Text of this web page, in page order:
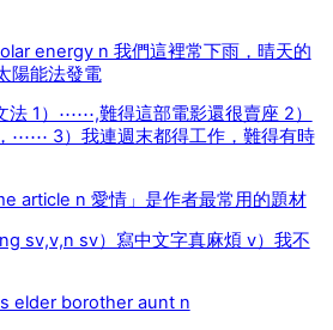
energy n 我們這裡常下雨，晴天的
陽能法發電
法 1）⋯⋯,難得這部電影還很賣座 2）
⋯⋯ 3）我連週末都得工作，難得有時
article n 愛情」是作者最常用的題材
sv,v,n sv）寫中文字真麻煩 v）我不
elder borother aunt n